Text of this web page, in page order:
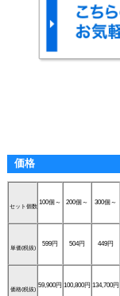
価格
セット個数
100個～ 200個～ 300個～
単価(税抜)
599円 504円 449円
価格(税抜)
59,900円 100,800円 134,700円